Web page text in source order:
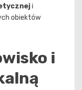
i
obiektów
i